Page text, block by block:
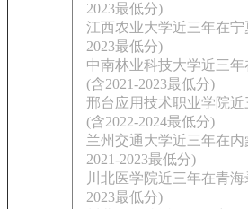
2023最低分)
江西农业大学近三年在
2023最低分)
中南林业科技大学近三
(含2021-2023最低分)
邢台应用技术职业学院
(含2022-2024最低分)
兰州交通大学近三年在
2021-2023最低分)
川北医学院近三年在青
2023最低分)